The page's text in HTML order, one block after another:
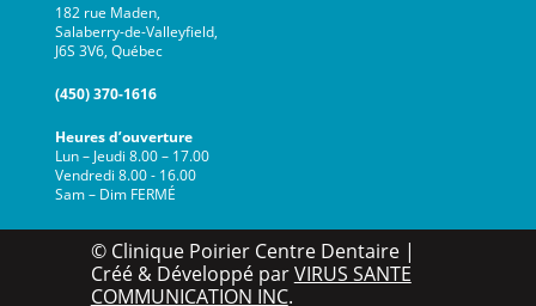
182 rue Maden,
Salaberry-de-Valleyfield,
J6S 3V6, Québec
(450) 370-1616
Heures d’ouverture
Lun – Jeudi 8.00 – 17.00
Vendredi 8.00 - 16.00
Sam – Dim FERMÉ
© Clinique Poirier Centre Dentaire |
Créé & Développé parVIRUS SANTE
COMMUNICATION INC.